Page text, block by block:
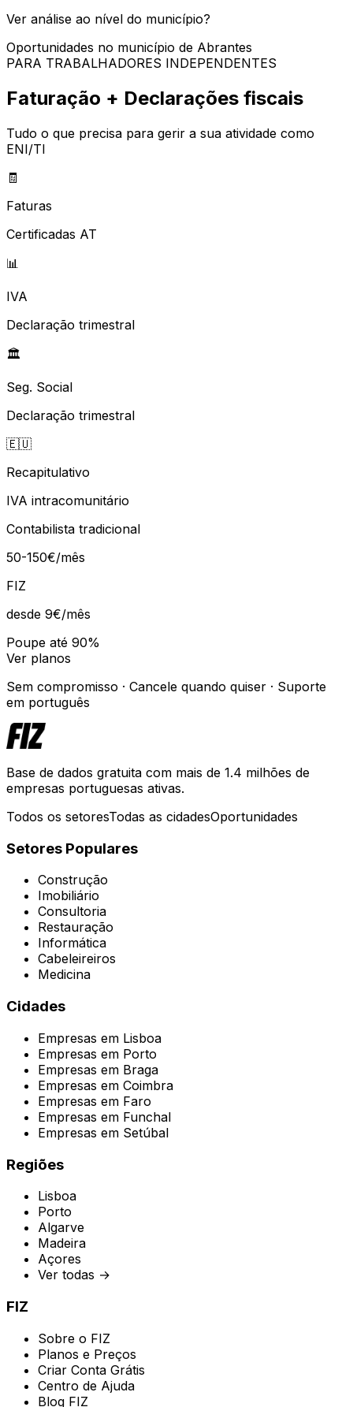
Ver análise ao nível do município?
Oportunidades no município de Abrantes
PARA TRABALHADORES INDEPENDENTES
Faturação + Declarações fiscais
Tudo o que precisa para gerir a sua atividade como
ENI/TI
🧾
Faturas
Certificadas AT
📊
IVA
Declaração trimestral
🏛️
Seg. Social
Declaração trimestral
🇪🇺
Recapitulativo
IVA intracomunitário
Contabilista tradicional
50-150€/mês
FIZ
desde 9€/mês
Poupe até 90%
Ver planos
Sem compromisso · Cancele quando quiser · Suporte
em português
Base de dados gratuita com mais de 1.4 milhões de
empresas portuguesas ativas.
Todos os setoresTodas as cidadesOportunidades
Setores Populares
Construção
Imobiliário
Consultoria
Restauração
Informática
Cabeleireiros
Medicina
Cidades
Empresas em Lisboa
Empresas em Porto
Empresas em Braga
Empresas em Coimbra
Empresas em Faro
Empresas em Funchal
Empresas em Setúbal
Regiões
Lisboa
Porto
Algarve
Madeira
Açores
Ver todas →
FIZ
Sobre o FIZ
Planos e Preços
Criar Conta Grátis
Centro de Ajuda
Blog FIZ